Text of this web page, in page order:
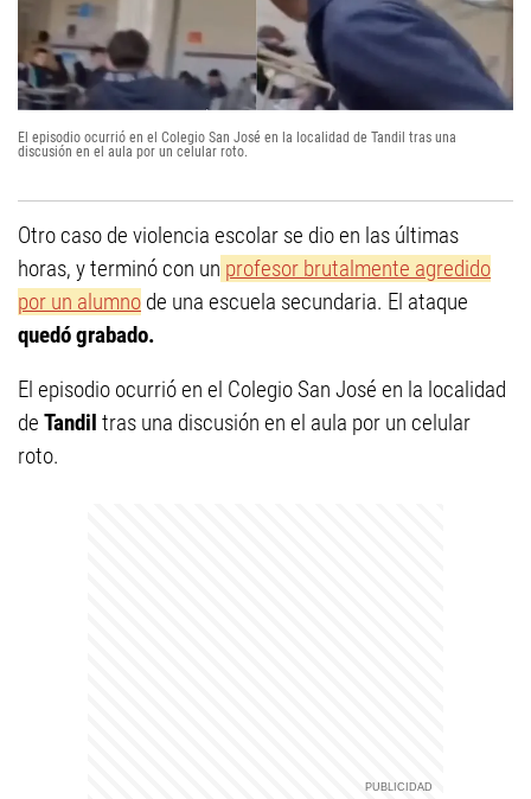
El episodio ocurrió en el Colegio San José en la localidad de Tandil tras una
discusión en el aula por un celular roto.
Otro caso de violencia escolar se dio en las últimas
horas, y terminó con un profesor brutalmente agredido
por un alumno de una escuela secundaria. El ataque
quedó grabado.
El episodio ocurrió en el Colegio San José en la localidad
de Tandil tras una discusión en el aula por un celular
roto.